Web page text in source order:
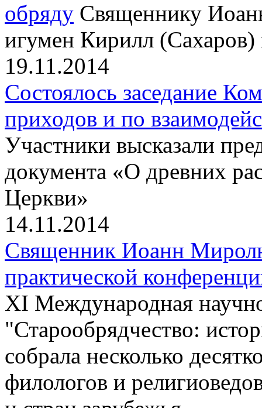
обряду Священнику
игумен Кирилл
19.11.2014
Состоялось заседание
приходов и по
Участники высказали
документа «О древних
Церкви»
14.11.2014
Священник Иоанн
практической
XI Международная
"Старообрядчество:
собрала несколько
филологов и